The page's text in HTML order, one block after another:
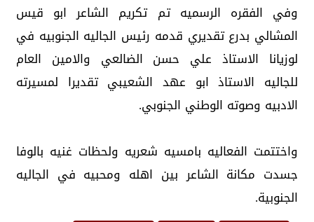
وفي الفقره الرسميه تم تكريم الشاعر ابو قيس
المشالي بدرع تقديري قدمه رئيس الجاليه الجنوبيه في
لوزيانا الاستاذ علي حسن الضالعي والامين العام
للجاليه الاستاذ ابو عهد الشعيبي تقديرا لمسيرته
الادبيه وصوته الوطني الجنوبي.
واختتمت الفعاليه بامسيه شعريه ولحظات غنيه بالوفا
جسدت مكانة الشاعر بين اهله ومحبيه في الجاليه
الجنوبية.